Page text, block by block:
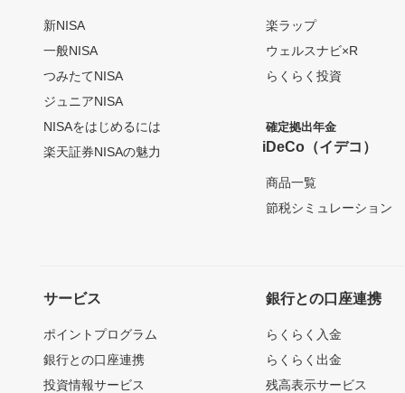
新NISA
一般NISA
つみたてNISA
ジュニアNISA
NISAをはじめるには
楽天証券NISAの魅力
楽ラップ
ウェルスナビ×R
らくらく投資
確定拠出年金
iDeCo（イデコ）
商品一覧
節税シミュレーション
サービス
ポイントプログラム
銀行との口座連携
投資情報サービス
銀行との口座連携
らくらく入金
らくらく出金
残高表示サービス